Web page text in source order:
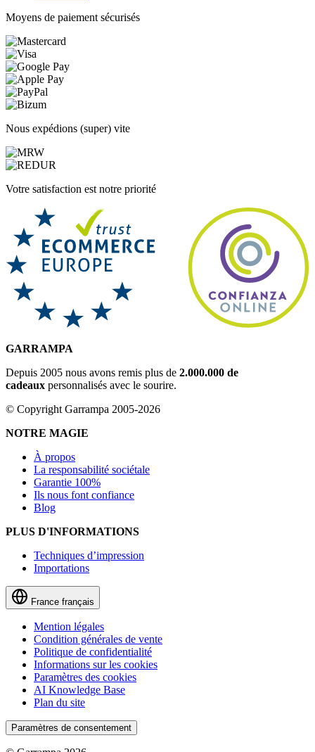
Moyens de paiement sécurisés
Nous expédions (super) vite
Votre satisfaction est notre priorité
GARRAMPA
Depuis 2005 nous avons remis plus de 2.000.000 de
cadeaux personnalisés avec le sourire.
© Copyright Garrampa 2005-2026
NOTRE MAGIE
À propos
La responsabilité sociétale
Garantie 100%
Ils nous font confiance
Blog
PLUS D'INFORMATIONS
Techniques d’impression
Importations
France français
Mention légales
Condition générales de vente
Politique de confidentialité
Informations sur les cookies
Paramètres des cookies
AI Knowledge Base
Plan du site
Paramètres de consentement